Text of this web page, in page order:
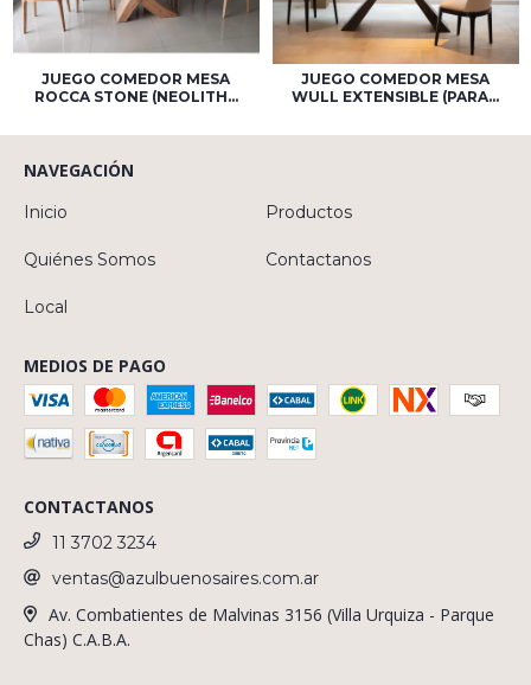
JUEGO COMEDOR MESA
ROCCA STONE (NEOLITH...
JUEGO COMEDOR MESA
WULL EXTENSIBLE (PARA...
NAVEGACIÓN
Inicio Productos
Quiénes Somos Contactanos
Local
MEDIOS DE PAGO
CONTACTANOS
11 3702 3234
ventas@azulbuenosaires.com.ar
Av. Combatientes de Malvinas 3156 (Villa Urquiza - Parque
Chas) C.A.B.A.